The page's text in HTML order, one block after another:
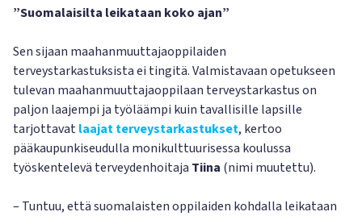
”Suomalaisilta leikataan koko ajan”
Sen sijaan maahanmuuttajaoppilaiden
terveystarkastuksista ei tingitä. Valmistavaan opetukseen
tulevan maahanmuuttajaoppilaan terveystarkastus on
paljon laajempi ja työläämpi kuin tavallisille lapsille
tarjottavatlaajat terveystarkastukset, kertoo
pääkaupunkiseudulla monikulttuurisessa koulussa
työskentelevä terveydenhoitaja Tiina (nimi muutettu).
– Tuntuu, että suomalaisten oppilaiden kohdalla leikataan